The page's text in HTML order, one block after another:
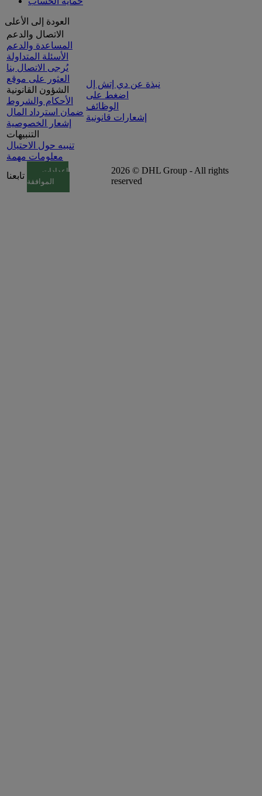
العودة إلى الأعلى
المساعدة والدعم
الأسئلة المتداولة
يُرجى الاتصال بنا
العثور على موقع
الشؤون القانونية
الأحكام والشروط
ضمان استرداد المال
إشعار الخصوصية
التنبيهات
تنبيه حول الاحتيال
معلومات مهمة
نبذة عن دي إتش إل
اضغط على
الوظائف
إشعارات قانونية
تابعنا
إعدادات
الموافقة
2026 © DHL Group - All rights
reserved